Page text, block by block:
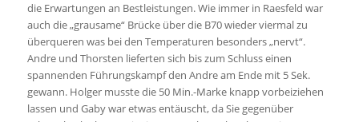
die Erwartungen an Bestleistungen. Wie immer in Raesfeld war
auch die „grausame“ Brücke über die B70 wieder viermal zu
überqueren was bei den Temperaturen besonders „nervt“.
Andre und Thorsten lieferten sich bis zum Schluss einen
spannenden Führungskampf den Andre am Ende mit 5 Sek.
gewann. Holger musste die 50 Min.-Marke knapp vorbeiziehen
lassen und Gaby war etwas entäuscht, da Sie gegenüber